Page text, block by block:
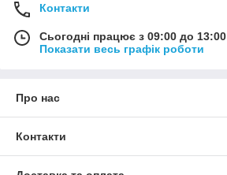
Контакти
Сьогодні працює з 09:00 до 13:00
Показати весь графік роботи
Про нас
Контакти